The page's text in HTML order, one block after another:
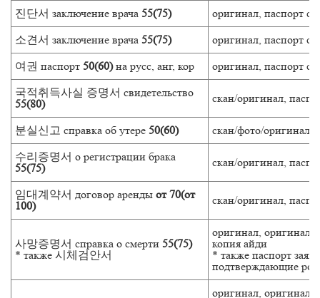
진단서 заключение врача 55(75)
оригинал, паспорт
소견서 заключение врача 55(75)
оригинал, паспорт
여권 паспорт 50(60)на русс, анг, кор
оригинал, паспорт
국적취득사실 증명서 свидетельство
55(80)
скан/оригинал,
분실신고 справка об утере 50(60)
скан/фото/оригинал,
수리증명서 о регистрации брака
55(75)
скан/оригинал,
임대계약서 договор аренды от 70(от
100)
скан/оригинал,
사망증명서 справка о смерти 55(75)
* также 시체검안서
оригинал, оригинал
копия айди
* также паспорт
подтверждающие
оригинал, оригинал